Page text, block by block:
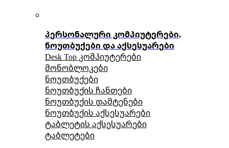
პერსონალური კომპიუტერები,
ნოუთბუქები და აქსესუარები
Desk Top კომპიუტერები
მონობლოკები
ნოუთბუქები
ნოუთბუქის ჩანთები
ნოუთბუქის დამტენები
ნოუთბუქის აქსესუარები
ტაბლეტის აქსესუარები
ტაბლეტები